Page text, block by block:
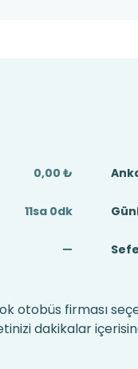
0,00 ₺
11sa 0dk
—
otobüs firması
dakikalar